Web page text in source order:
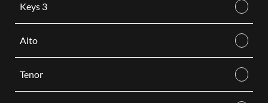
Keys 3
Alto
Tenor